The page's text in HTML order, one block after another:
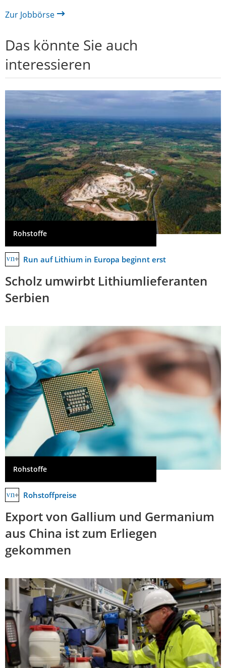
Zur Jobbörse
Das könnte Sie auch
interessieren
Rohstoffe
Run auf Lithium in Europa beginnt erst
Scholz umwirbt Lithiumlieferanten
Serbien
Rohstoffe
Rohstoffpreise
Export von Gallium und Germanium
aus China ist zum Erliegen
gekommen